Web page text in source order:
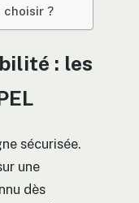
?
: les
sécurisée.
une
dès